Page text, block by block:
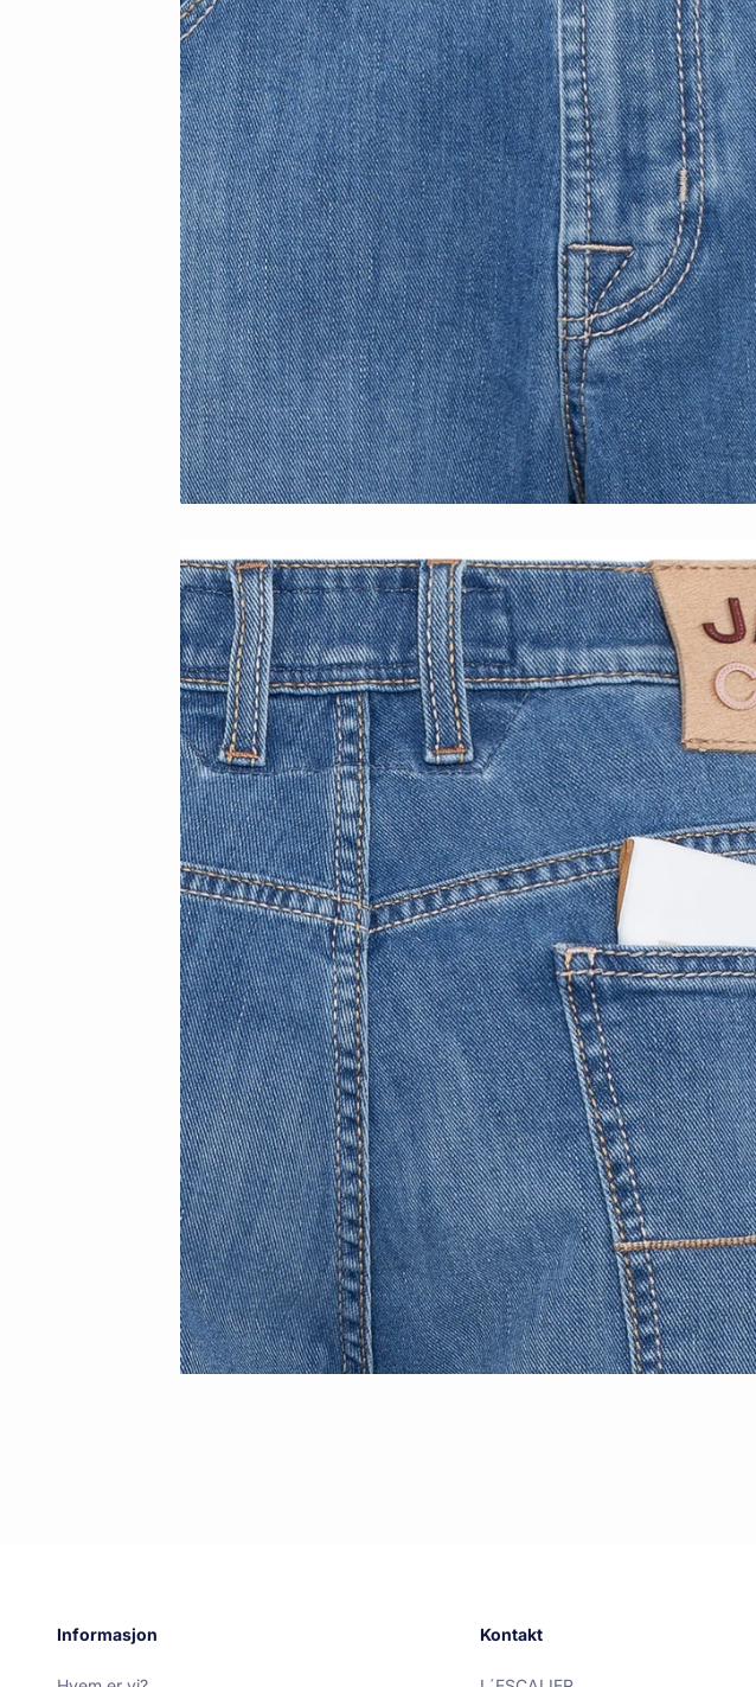
Informasjon Kontakt